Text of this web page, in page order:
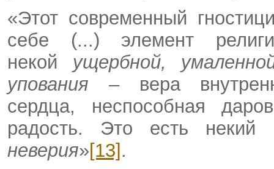
«Этот современный
себе (...) элемент
некой ущербной,
упования – вера
сердца, неспособная
радость. Это есть
неверия»[13] .